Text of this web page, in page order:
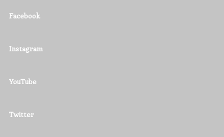
Facebook
Instagram
YouTube
Twitter